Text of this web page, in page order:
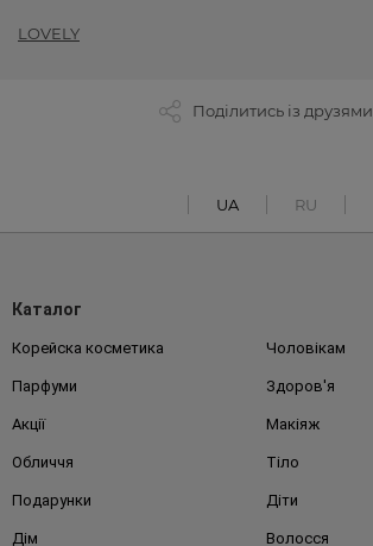
LOVELY
Поділитись із друзями
UA RU
Каталог
Корейска косметика Чоловікам
Парфуми Здоров'я
Акції Макіяж
Обличчя Тіло
Подарунки Діти
Дім Волосся